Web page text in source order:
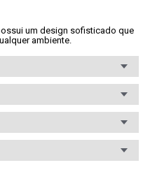
um design sofisticado que
ambiente.